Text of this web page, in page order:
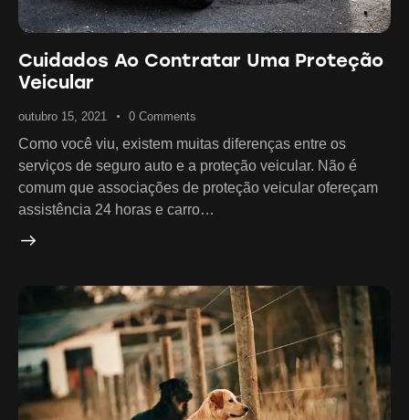
Cuidados Ao Contratar Uma Proteção
Veicular
outubro 15, 2021 0 Comments
Como você viu, existem muitas diferenças entre os
serviços de seguro auto e a proteção veicular. Não é
comum que associações de proteção veicular ofereçam
assistência 24 horas e carro…